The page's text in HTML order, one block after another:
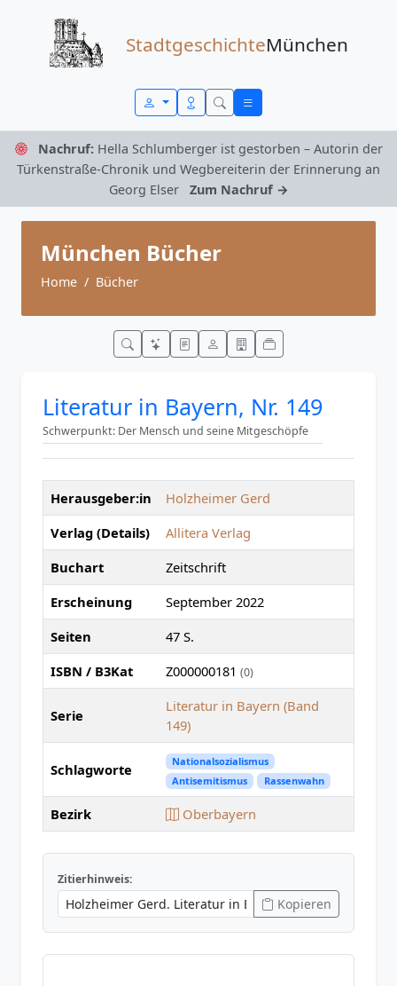
StadtgeschichteMünchen
Nachruf: Hella Schlumberger ist gestorben – Autorin der
Türkenstraße-Chronik und Wegbereiterin der Erinnerung an
Georg Elser
Zum Nachruf →
München Bücher
Home Bücher
Literatur in Bayern, Nr. 149
Schwerpunkt: Der Mensch und seine Mitgeschöpfe
Herausgeber:in
Holzheimer Gerd
Verlag (Details)
Allitera Verlag
Buchart
Zeitschrift
Erscheinung
September 2022
Seiten
47 S.
ISBN / B3Kat
Z000000181 (0)
Serie
Literatur in Bayern (Band
149)
Schlagworte
Nationalsozialismus
Antisemitismus
Rassenwahn
Bezirk Oberbayern
Zitierhinweis:
Kopieren